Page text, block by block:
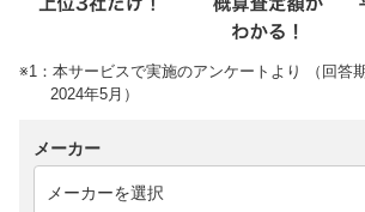
※1：本サービスで実施のアンケートより （回答
2024年5月）
メーカー